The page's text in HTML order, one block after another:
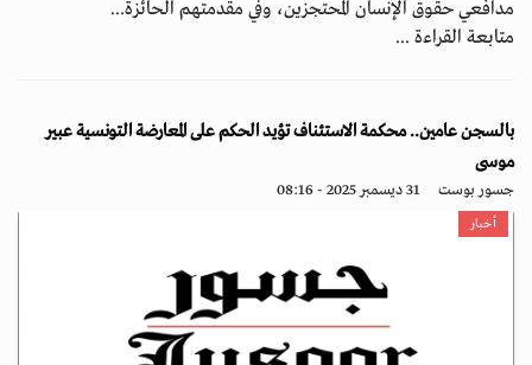
مدافعي حقوق الإنسان المحتجزين، وفي مقدمتهم الحائزة...
متابعة القراءة ...
بالسجن عامين.. محكمة الاستئناف تؤيد الحكم على المعارضة التونسية عبير
موسى
جسور بوست 31 ديسمبر 2025 - 08:16
أخبار